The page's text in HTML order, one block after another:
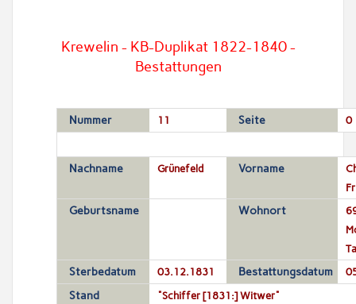
Krewelin - KB-Duplikat 1822-1840 -
Bestattungen
Nummer 11 Seite 0
Nachname Grünefeld Vorname
Geburtsname Wohnort
Sterbedatum 03.12.1831 Bestattungsdatum
Stand "Schiffer [1831:] Witwer"